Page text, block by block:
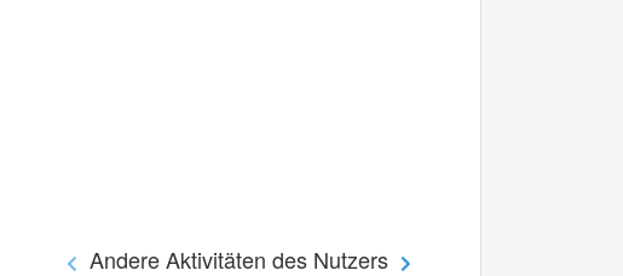
Andere Aktivitäten des Nutzers